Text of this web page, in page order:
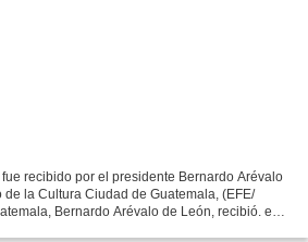
recibido por el presidente Bernardo Arévalo
la Cultura Ciudad de Guatemala, (EFE/
Bernardo Arévalo de León, recibió. este